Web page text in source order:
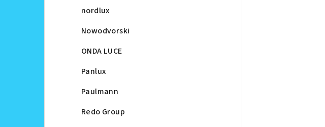
nordlux
Nowodvorski
ONDA LUCE
Panlux
Paulmann
Redo Group